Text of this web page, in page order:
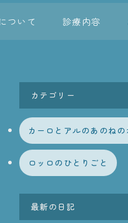
ついて 診療内容
カテゴリー
カーロとアルのあのねの
ロッロのひとりごと
最新の日記